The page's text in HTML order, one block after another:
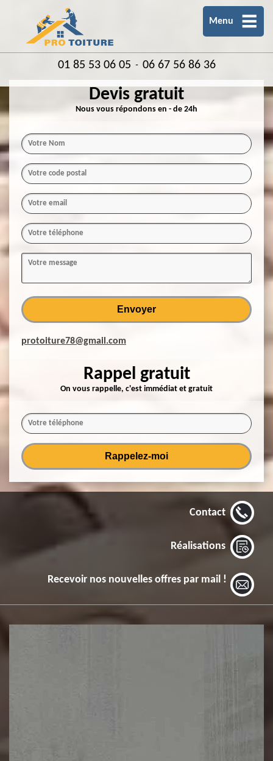
Menu
01 85 53 06 05 - 06 67 56 86 36
Devis gratuit
Nous vous répondons en - de 24h
protoiture78@gmail.com
Rappel gratuit
On vous rappelle, c'est immédiat et gratuit
Contact
Réalisations
Recevoir nos nouvelles offres par mail !